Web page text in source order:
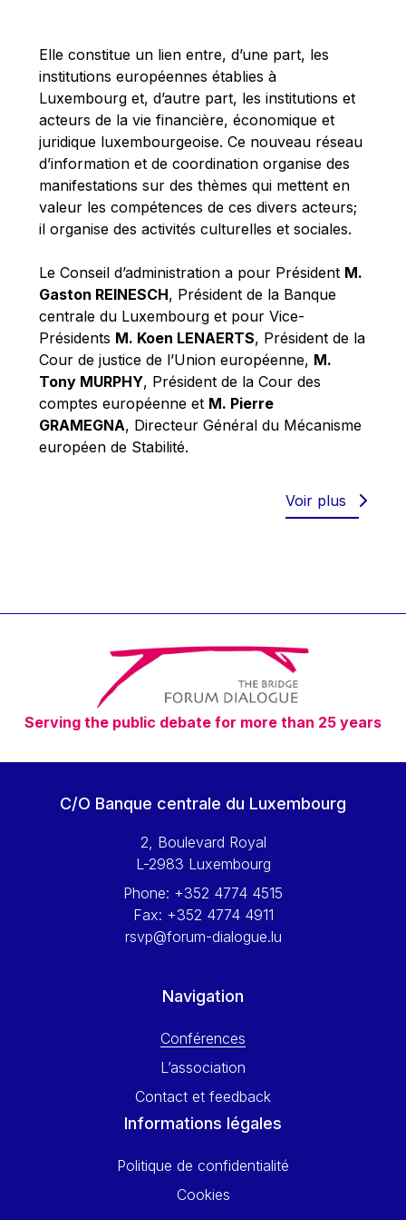
Michael Sohlman
Michel Goedert
Mireille Delmas-Marty
Nobuo Tanaka
Otmar Issing
Paolo Mengozzi
Paschal Donohoe
Pat Cox
Patrizia Nanz
Philippe Maystadt
Pierre Gramegna
Richard Pelly
Robert Goebbels
Robert REYNDERS
Timothy Radcliffe
Vaclav Klaus
Vassilios Skouris
Vítor Manuel da Silva Caldeira
Viviane Reding
Walter Hagg
Wolfgang Ketterle
Yossi Beillin
Yves FRANCHET
Elle constitue un lien entre, d’une part, les
institutions européennes établies à
Luxembourg et, d’autre part, les institutions et
acteurs de la vie financière, économique et
juridique luxembourgeoise. Ce nouveau réseau
d’information et de coordination organise des
manifestations sur des thèmes qui mettent en
valeur les compétences de ces divers acteurs;
il organise des activités culturelles et sociales.
Le Conseil d’administration a pour Président M.
Gaston REINESCH, Président de la Banque
centrale du Luxembourg et pour Vice-
Présidents M. Koen LENAERTS, Président de la
Cour de justice de l’Union européenne, M.
Tony MURPHY, Président de la Cour des
comptes européenne et M. Pierre
GRAMEGNA, Directeur Général du Mécanisme
européen de Stabilité.
Voir plus
Serving the public debate for more than 25 years
C/O Banque centrale du Luxembourg
2, Boulevard Royal
L-2983 Luxembourg
Phone: +352 4774 4515
Fax: +352 4774 4911
rsvp@forum-dialogue.lu
Navigation
Conférences
L’association
Contact et feedback
Informations légales
Politique de confidentialité
Cookies